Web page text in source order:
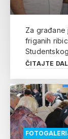
Za
friganih
ČITAJTE